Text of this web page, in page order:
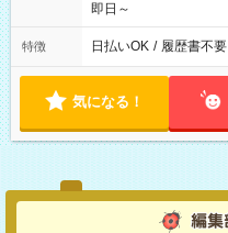
即日～
特徴 日払いOK / 履歴書不要
気になる！